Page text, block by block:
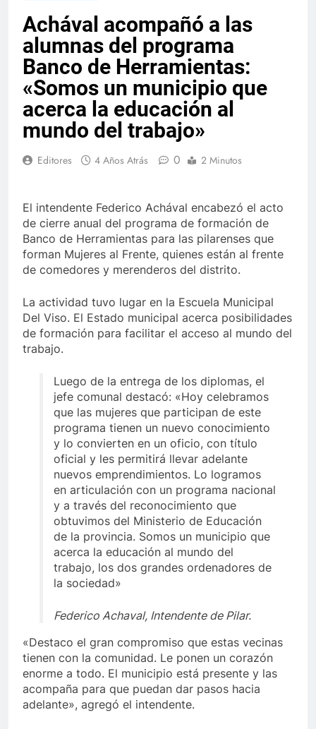
Achával acompañó a las
alumnas del programa
Banco de Herramientas:
«Somos un municipio que
acerca la educación al
mundo del trabajo»
Editores 4 Años Atrás 0 2 Minutos
El intendente Federico Achával encabezó el acto
de cierre anual del programa de formación de
Banco de Herramientas para las pilarenses que
forman Mujeres al Frente, quienes están al frente
de comedores y merenderos del distrito.
La actividad tuvo lugar en la Escuela Municipal
Del Viso. El Estado municipal acerca posibilidades
de formación para facilitar el acceso al mundo del
trabajo.
Luego de la entrega de los diplomas, el
jefe comunal destacó: «Hoy celebramos
que las mujeres que participan de este
programa tienen un nuevo conocimiento
y lo convierten en un oficio, con título
oficial y les permitirá llevar adelante
nuevos emprendimientos. Lo logramos
en articulación con un programa nacional
y a través del reconocimiento que
obtuvimos del Ministerio de Educación
de la provincia. Somos un municipio que
acerca la educación al mundo del
trabajo, los dos grandes ordenadores de
la sociedad»
Federico Achaval, Intendente de Pilar.
«Destaco el gran compromiso que estas vecinas
tienen con la comunidad. Le ponen un corazón
enorme a todo. El municipio está presente y las
acompaña para que puedan dar pasos hacia
adelante», agregó el intendente.